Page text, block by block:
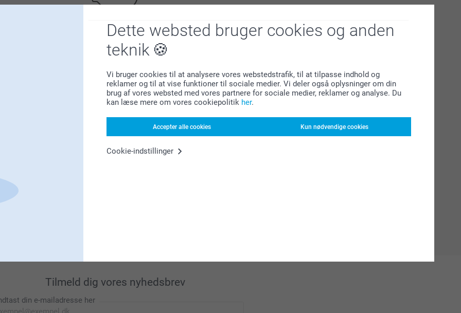
Dette websted bruger cookies og anden
teknik
Vi bruger cookies til at analysere vores webstedstrafik, til at tilpasse indhold og
reklamer og til at vise funktioner til sociale medier. Vi deler også oplysninger om din
brug af vores websted med vores partnere for sociale medier, reklamer og analyse. Du
kan læse mere om vores cookiepolitik her.
Accepter alle cookies Kun nødvendige cookies
Cookie-indstillinger
Bonus på alle dine køb
Leder du efter inspiration?
Tilmeld dig vores nyhedsbrev
din e-mailadresse her